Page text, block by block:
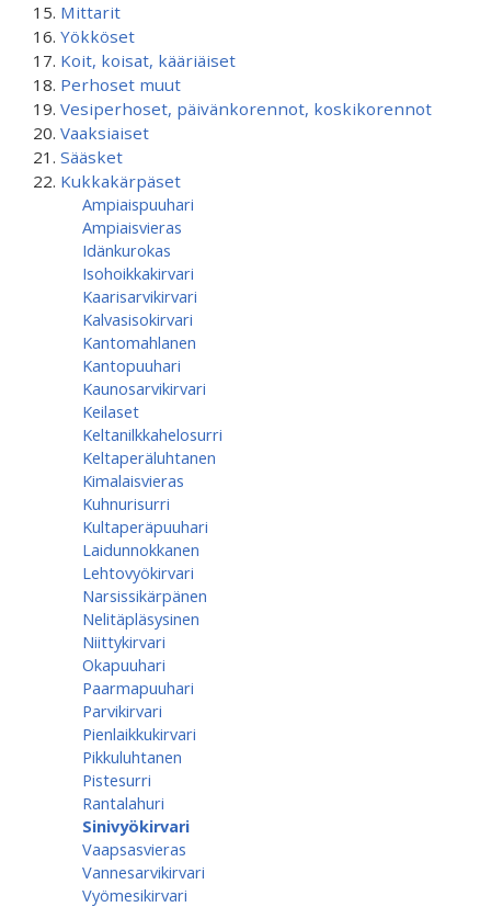
Mittarit
Yökköset
Koit, koisat, kääriäiset
Perhoset muut
Vesiperhoset, päivänkorennot, koskikorennot
Vaaksiaiset
Sääsket
Kukkakärpäset
Ampiaispuuhari
Ampiaisvieras
Idänkurokas
Isohoikkakirvari
Kaarisarvikirvari
Kalvasisokirvari
Kantomahlanen
Kantopuuhari
Kaunosarvikirvari
Keilaset
Keltanilkkahelosurri
Keltaperäluhtanen
Kimalaisvieras
Kuhnurisurri
Kultaperäpuuhari
Laidunnokkanen
Lehtovyökirvari
Narsissikärpänen
Nelitäpläsysinen
Niittykirvari
Okapuuhari
Paarmapuuhari
Parvikirvari
Pienlaikkukirvari
Pikkuluhtanen
Pistesurri
Rantalahuri
Sinivyökirvari
Vaapsasvieras
Vannesarvikirvari
Vyömesikirvari